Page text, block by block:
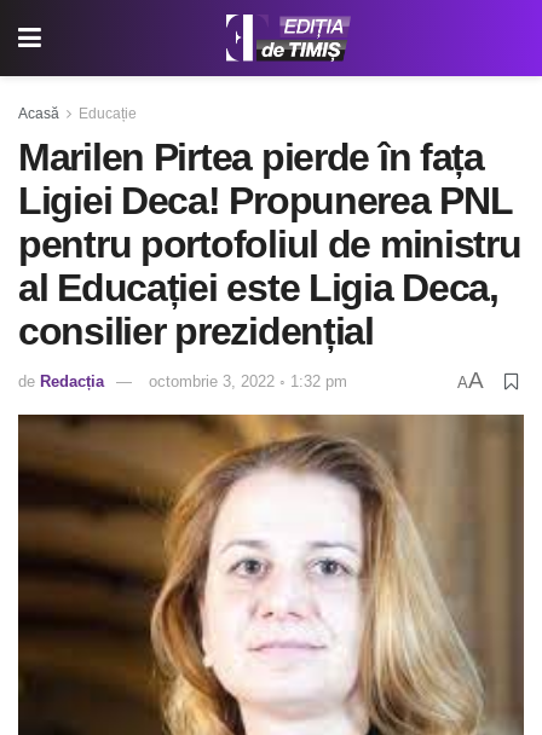
Acasă Educație
Marilen Pirtea pierde în fața
Ligiei Deca! Propunerea PNL
pentru portofoliul de ministru
al Educației este Ligia Deca,
consilier prezidențial
de Redacția octombrie 3, 2022 ◦ 1:32 pm AA